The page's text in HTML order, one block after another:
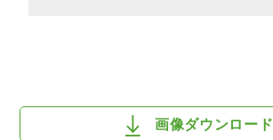
画像ダウンロード